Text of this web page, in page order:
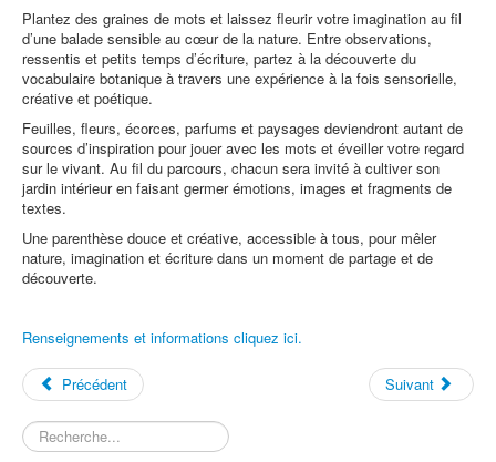
Plantez des graines de mots et laissez fleurir votre imagination au fil
d’une balade sensible au cœur de la nature. Entre observations,
ressentis et petits temps d’écriture, partez à la découverte du
vocabulaire botanique à travers une expérience à la fois sensorielle,
créative et poétique.
Feuilles, fleurs, écorces, parfums et paysages deviendront autant de
sources d’inspiration pour jouer avec les mots et éveiller votre regard
sur le vivant. Au fil du parcours, chacun sera invité à cultiver son
jardin intérieur en faisant germer émotions, images et fragments de
textes.
Une parenthèse douce et créative, accessible à tous, pour mêler
nature, imagination et écriture dans un moment de partage et de
découverte.
Renseignements et informations cliquez ici.
Précédent Suivant
Rechercher